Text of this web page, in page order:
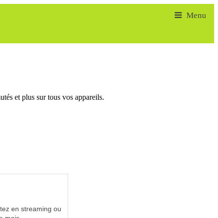
et plus sur tous vos appareils.
en streaming ou